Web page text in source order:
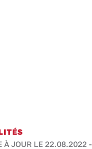
À JOUR LE 22.08.2022 -